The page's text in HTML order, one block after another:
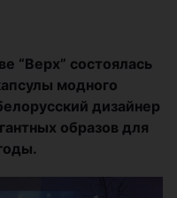
“Верх” состоялась
модного
дизайнер
образов для